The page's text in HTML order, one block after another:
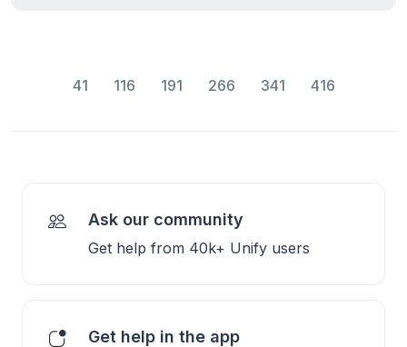
41 116 191 266 341 416
Ask our community
Get help from 40k+ Unify users
Get help in the app